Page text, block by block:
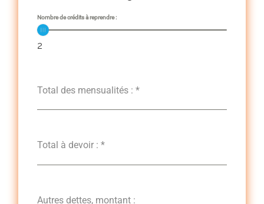
Nombre de crédits à reprendre :
2
Total des mensualités :*
Total à devoir :*
Autres dettes, montant :